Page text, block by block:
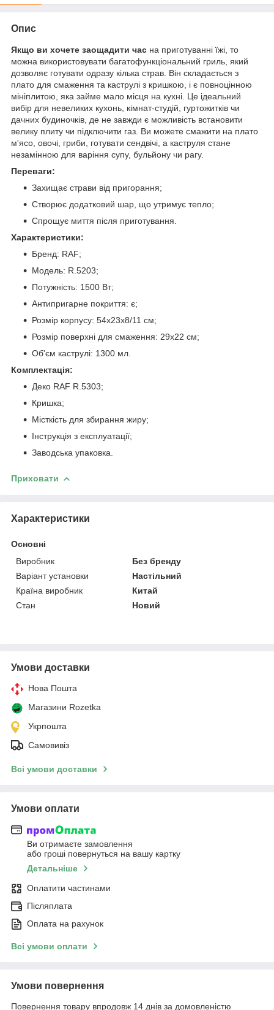
Опис
Якщо ви хочете заощадити час на приготуванні їжі, то
можна використовувати багатофункціональний гриль, який
дозволяє готувати одразу кілька страв. Він складається з
плато для смаження та каструлі з кришкою, і є повноцінною
мініплитою, яка займе мало місця на кухні. Це ідеальний
вибір для невеликих кухонь, кімнат-студій, гуртожитків чи
дачних будиночків, де не завжди є можливість встановити
велику плиту чи підключити газ. Ви можете смажити на плато
м'ясо, овочі, гриби, готувати сендвічі, а каструля стане
незамінною для варіння супу, бульйону чи рагу.
Переваги:
Захищає страви від пригорання;
Створює додатковий шар, що утримує тепло;
Спрощує миття після приготування.
Характеристики:
Бренд: RAF;
Модель: R.5203;
Потужність: 1500 Вт;
Антипригарне покриття: є;
Розмір корпусу: 54х23х8/11 см;
Розмір поверхні для смаження: 29х22 см;
Об'єм каструлі: 1300 мл.
Комплектація:
Деко RAF R.5303;
Кришка;
Місткість для збирання жиру;
Інструкція з експлуатації;
Заводська упаковка.
Приховати
Характеристики
Основні
Виробник
Без бренду
Варіант установки
Настільний
Країна виробник
Китай
Стан
Новий
Умови доставки
Нова Пошта
Магазини Rozetka
Укрпошта
Самовивіз
Всі умови доставки
Умови оплати
Ви отримаєте замовлення
або гроші повернуться на вашу картку
Детальніше
Оплатити частинами
Післяплата
Оплата на рахунок
Всі умови оплати
Умови повернення
Повернення товару впродовж 14 днів за домовленістю